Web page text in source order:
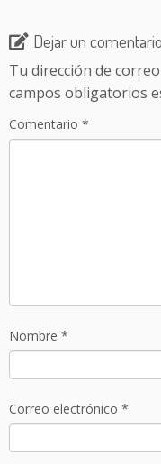
Dejar un comentario
Tu dirección de
campos obligatorios
Comentario *
Nombre *
Correo electrónico *